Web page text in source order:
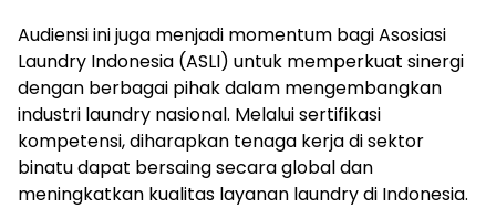
Audiensi ini juga menjadi momentum bagi Asosiasi
Laundry Indonesia (ASLI) untuk memperkuat sinergi
dengan berbagai pihak dalam mengembangkan
industri laundry nasional. Melalui sertifikasi
kompetensi, diharapkan tenaga kerja di sektor
binatu dapat bersaing secara global dan
meningkatkan kualitas layanan laundry di Indonesia.